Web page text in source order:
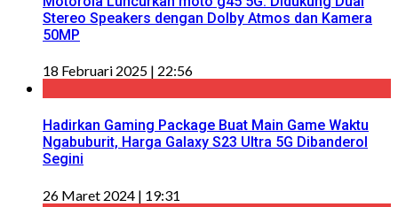
Stereo Speakers dengan Dolby Atmos dan Kamera
50MP
18 Februari 2025 | 22:56
Hadirkan Gaming Package Buat Main Game Waktu
Ngabuburit, Harga Galaxy S23 Ultra 5G Dibanderol
Segini
26 Maret 2024 | 19:31